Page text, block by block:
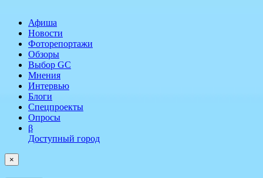
Афиша
Новости
Фоторепортажи
Обзоры
Выбор GC
Мнения
Интервью
Блоги
Спецпроекты
Опросы
β
Доступный город
×